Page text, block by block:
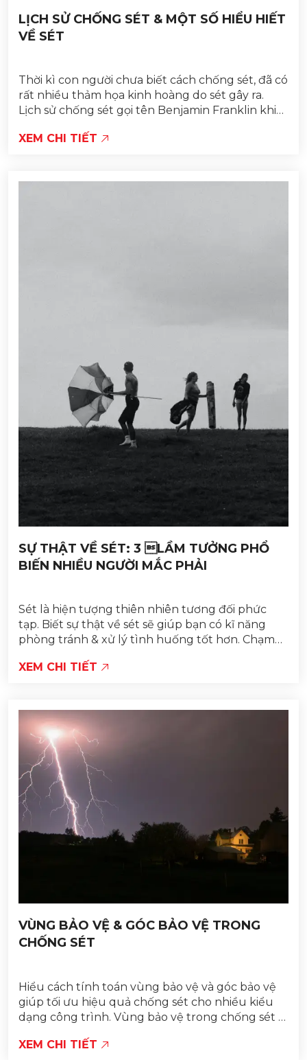
LỊCH SỬ CHỐNG SÉT & MỘT SỐ HIỂU HIẾT
VỀ SÉT
Thời kì con người chưa biết cách chống sét, đã có
rất nhiều thảm họa kinh hoàng do sét gây ra.
Lịch sử chống sét gọi tên Benjamin Franklin khi
con...
XEM CHI TIẾT
SỰ THẬT VỀ SÉT: 3 LẦM TƯỞNG PHỔ
BIẾN NHIỀU NGƯỜI MẮC PHẢI
Sét là hiện tượng thiên nhiên tương đối phức
tạp. Biết sự thật về sét sẽ giúp bạn có kĩ năng
phòng tránh & xử lý tình huống tốt hơn. Chạm
XEM CHI TIẾT
VÙNG BẢO VỆ & GÓC BẢO VỆ TRONG
CHỐNG SÉT
Hiểu cách tính toán vùng bảo vệ và góc bảo vệ
giúp tối ưu hiệu quả chống sét cho nhiều kiểu
dạng công trình. Vùng bảo vệ trong chống sét là
XEM CHI TIẾT